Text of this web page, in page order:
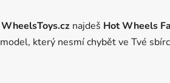
WheelsToys.cz najdeš Hot Wheels
model, který nesmí chybět ve Tvé